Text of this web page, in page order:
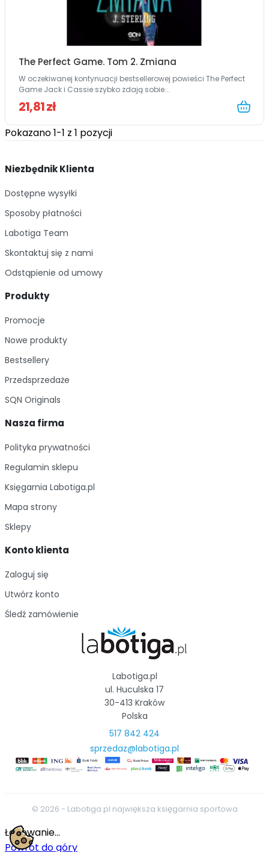
The Perfect Game. Tom 2. Zmiana
W oczekiwanej kontynuacji bestsellerowej powieści The Perfect
Game Jack i Cassie szybko zdają sobie...
21,81 zł
Pokazano 1-1 z 1 pozycji
Niezbędnik Klienta
Dostępne wysyłki
Sposoby płatności
Labotiga Team
Skontaktuj się z nami
Odstąpienie od umowy
Produkty
Promocje
Nowe produkty
Bestsellery
Przedsprzedaże
SQN Originals
Nasza firma
Polityka prywatności
Regulamin sklepu
Księgarnia Labotiga.pl
Mapa strony
Sklepy
Konto klienta
Zaloguj się
Utwórz konto
Śledź zamówienie
Labotiga.pl
ul. Huculska 17
30-413 Kraków
Polska
517 842 424
sprzedaz@labotiga.pl
© 2026 - Labotiga.pl największa księgarnia sportowa
Ładowanie...
Powrót do góry